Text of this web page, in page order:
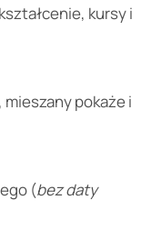
kursy i
pokaże i
(bez daty